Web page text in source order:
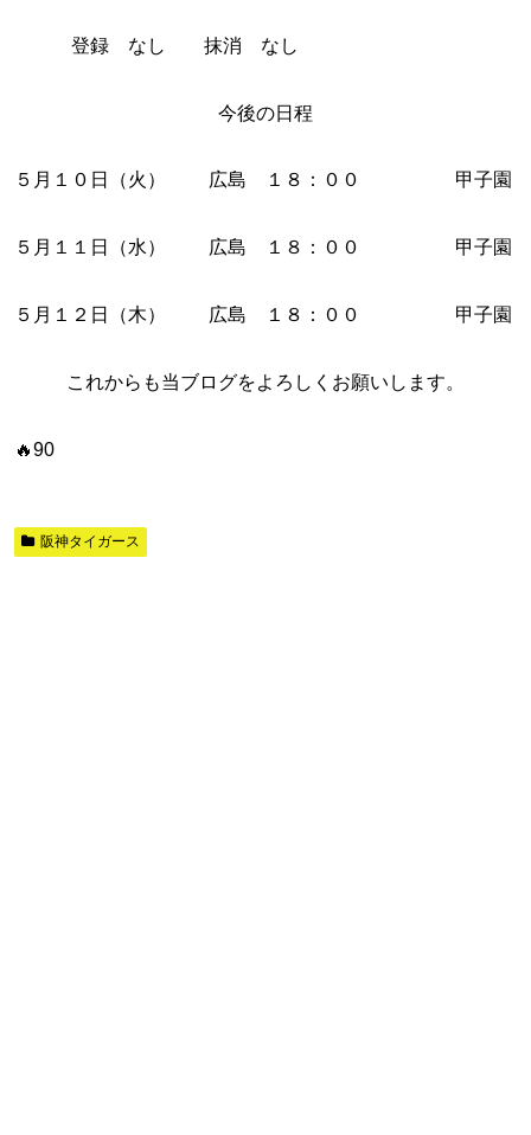
登録 なし 抹消 なし
今後の日程
５月１０日（火） 広島 １８：００ 甲子園
５月１１日（水） 広島 １８：００ 甲子園
５月１２日（木） 広島 １８：００ 甲子園
これからも当ブログをよろしくお願いします。
🔥90
阪神タイガース